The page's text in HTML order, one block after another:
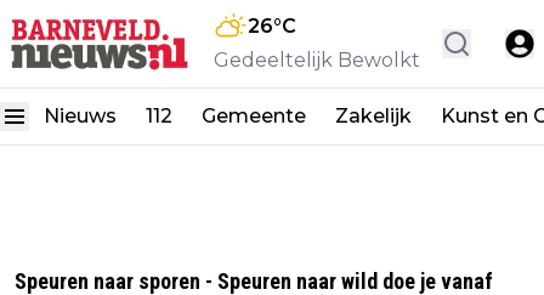
26°C
Gedeeltelijk Bewolkt
Nieuws 112 Gemeente Zakelijk Kunst en
Speuren naar sporen - Speuren naar wild doe je vanaf